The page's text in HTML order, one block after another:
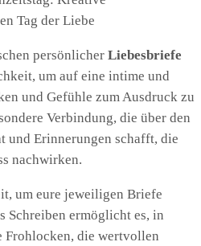
Tag der Liebe
persönlicher Liebesbriefe
um auf eine intime und
und Gefühle zum Ausdruck zu
Verbindung, die über den
und Erinnerungen schafft, die
nachwirken.
um eure jeweiligen Briefe
Schreiben ermöglicht es, in
Frohlocken, die wertvollen